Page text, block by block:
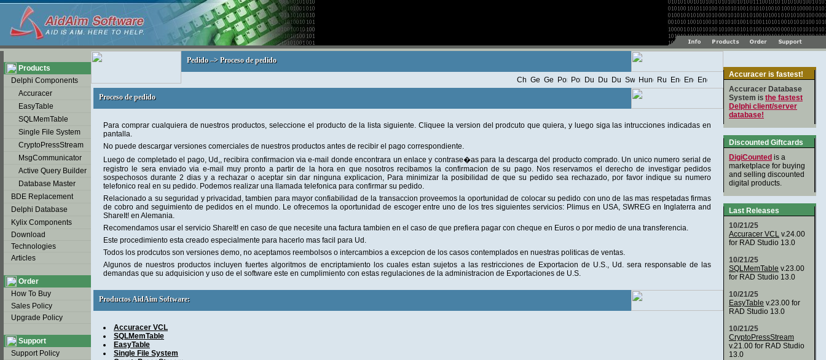
Products
Delphi Components
Accuracer
EasyTable
SQLMemTable
Single File System
CryptoPressStream
MsgCommunicator
Active Query Builder
Database Master
BDE Replacement
Delphi Database
Kylix Components
Download
Technologies
Articles
Order
How To Buy
Sales Policy
Upgrade Policy
Support
Support Policy
soap2day
Pedido –> Proceso de pedido
Pedido –> Proceso de pedido
Proceso de pedido
Proceso de pedido
Para comprar cualquiera de nuestros productos, seleccione el producto de la lista siguiente. Cliquee la version del prodcuto que quiera, y luego siga las intrucciones indicadas en
pantalla.
No puede descargar versiones comerciales de nuestros productos antes de recibir el pago correspondiente.
Luego de completado el pago, Ud,, recibira confirmacion via e-mail donde encontrara un enlace y contrase�as para la descarga del producto comprado. Un unico numero serial de
registro le sera enviado via e-mail muy pronto a partir de la hora en que nosotros recibamos la confirmacion de su pago. Nos reservamos el derecho de investigar pedidos
sospechosos durante 2 dias y a rechazar o aceptar sin dar ninguna explicacion, Para minimizar la posibilidad de que su pedido sea rechazado, por favor indique su numero
telefonico real en su pedido. Podemos realizar una llamada telefonica para confirmar su pedido.
Relacionado a su seguridad y privacidad, tambien para mayor confiabilidad de la transaccion proveemos la oportunidad de colocar su pedido con uno de las mas respetadas firmas
de cobro and seguimiento de pedidos en el mundo. Le ofrecemos la oportunidad de escoger entre uno de los tres siguientes servicios: Plimus en USA, SWREG en Inglaterra and
ShareIt! en Alemania.
Recomendamos usar el servicio ShareIt! en caso de que necesite una factura tambien en el caso de que prefiera pagar con cheque en Euros o por medio de una transferencia.
Este procedimiento esta creado especialmente para hacerlo mas facil para Ud.
Todos los prodcutos son versiones demo, no aceptamos reembolsos o intercambios a excepcion de los casos contemplados en nuestras politicas de ventas.
Algunos de nuestros productos incluyen fuertes algoritmos de encriptamiento los cuales estan sujetos a las restricciones de Exportacion de U.S., Ud. sera responsable de las
demandas que su adquisicion y uso de el software este en cumplimiento con estas regulaciones de la administracion de Exportaciones de U.S.
Productos AidAim Software:
Productos AidAim Software:
Accuracer VCL
SQLMemTable
EasyTable
Single File System
Accuracer is fastest!
Accuracer Database
System is the fastest
Delphi client/server
database!
Discounted Giftcards
DigiCounted is a
marketplace for buying
and selling discounted
digital products.
Last Releases
10/21/25
Accuracer VCL v.24.00
for RAD Studio 13.0
10/21/25
SQLMemTable v.23.00
for RAD Studio 13.0
10/21/25
EasyTable v.23.00 for
RAD Studio 13.0
10/21/25
CryptoPressStream
v.21.00 for RAD Studio
13.0